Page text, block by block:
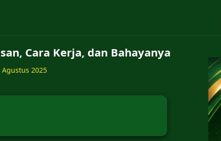
Cara Kerja, dan Bahayanya
Agustus 2025